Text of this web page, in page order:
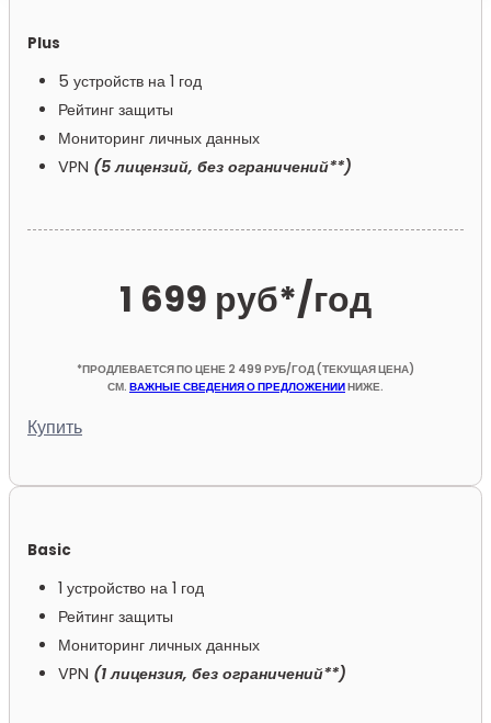
Basic
1 устройство на 1 год
Рейтинг защиты
Мониторинг личных данных
VPN (1 лицензия, без ограничений**)
Plus
5 устройств на 1 год
Рейтинг защиты
Мониторинг личных данных
VPN (5 лицензий, без ограничений**)
1 699 руб*/год
*ПРОДЛЕВАЕТСЯ ПО ЦЕНЕ 2 499 РУБ/ГОД (ТЕКУЩАЯ ЦЕНА)
СМ. ВАЖНЫЕ СВЕДЕНИЯ О ПРЕДЛОЖЕНИИНИЖЕ.
Купить